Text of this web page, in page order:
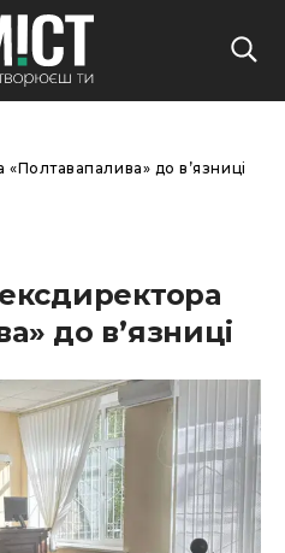
до в’язниці
до в’язниці